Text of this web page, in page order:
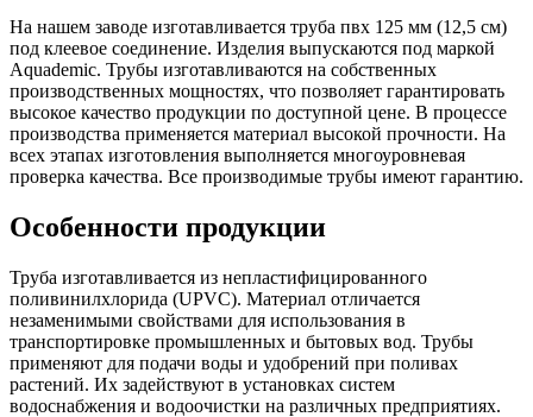
На нашем заводе изготавливается труба пвх 125 мм (12,5 см)
под клеевое соединение. Изделия выпускаются под маркой
Aquademic. Трубы изготавливаются на собственных
производственных мощностях, что позволяет гарантировать
высокое качество продукции по доступной цене. В процессе
производства применяется материал высокой прочности. На
всех этапах изготовления выполняется многоуровневая
проверка качества. Все производимые трубы имеют гарантию.
Особенности продукции
Труба изготавливается из непластифицированного
поливинилхлорида (UPVC). Материал отличается
незаменимыми свойствами для использования в
транспортировке промышленных и бытовых вод. Трубы
применяют для подачи воды и удобрений при поливах
растений. Их задействуют в установках систем
водоснабжения и водоочистки на различных предприятиях.